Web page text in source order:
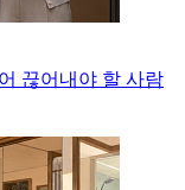
끊어내야 할 사람